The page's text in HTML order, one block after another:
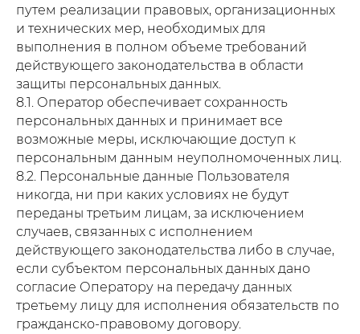
путем реализации правовых, организационных
и технических мер, необходимых для
выполнения в полном объеме требований
действующего законодательства в области
защиты персональных данных.
8.1. Оператор обеспечивает сохранность
персональных данных и принимает все
возможные меры, исключающие доступ к
персональным данным неуполномоченных лиц.
8.2. Персональные данные Пользователя
никогда, ни при каких условиях не будут
переданы третьим лицам, за исключением
случаев, связанных с исполнением
действующего законодательства либо в случае,
если субъектом персональных данных дано
согласие Оператору на передачу данных
третьему лицу для исполнения обязательств по
гражданско-правовому договору.
ОСТАВЬТЕ
ЗАЯВКУ
Наш агент свяжется с вами в течение
10 минут, проконсультирует и ответит
на все интересующие вас вопросы,
при необходимости выедет на адрес
Оставить заявку
Позвоните по номеру телефона211
(для ДНР)
или
мы ответим сразу